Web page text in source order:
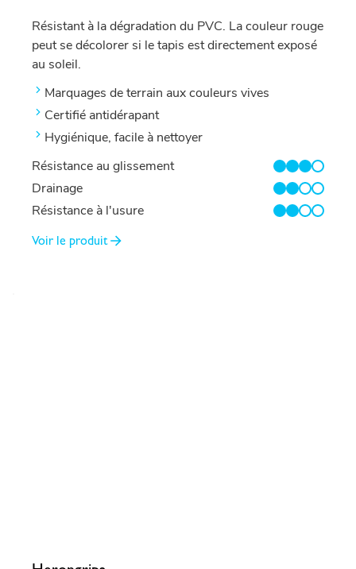
Résistant à la dégradation du PVC. La couleur rouge
peut se décolorer si le tapis est directement exposé
au soleil.
Marquages ​​de terrain aux couleurs vives
Certifié antidérapant
Hygiénique, facile à nettoyer
Résistance au glissement
3/4
Drainage
2/4
Résistance à l'usure
2/4
Voir le produit